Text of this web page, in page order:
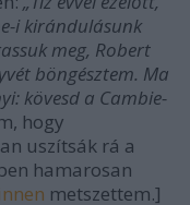
i kirándulásunk
meg, Robert
böngésztem. Ma
kövesd a Cambie-
hogy
uszítsák rá a
hamarosan
innen metszettem.]